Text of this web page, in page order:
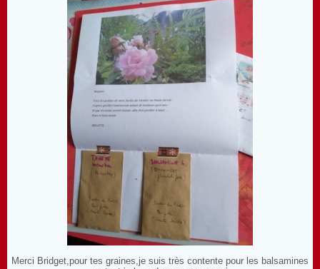
Merci Bridget,pour tes graines,je suis très contente pour les balsamines